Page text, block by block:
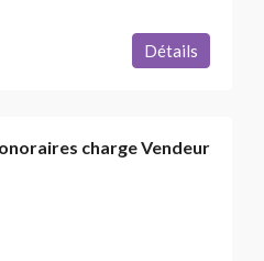
Détails
charge Vendeur